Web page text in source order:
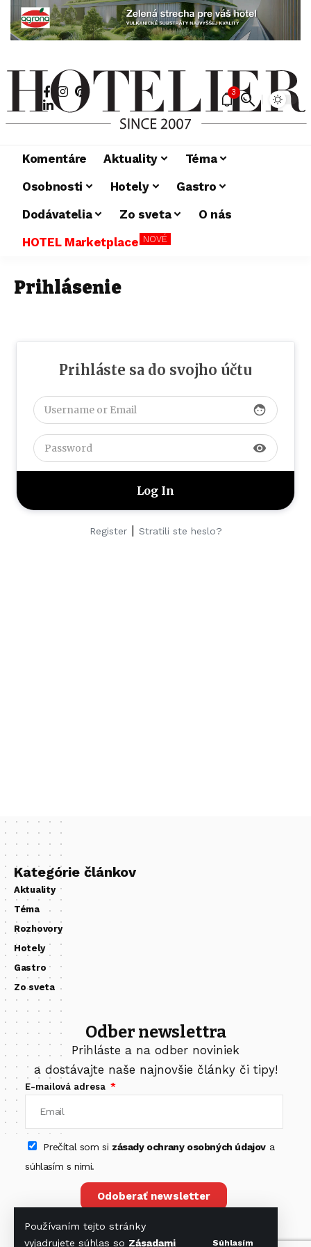
Používaním tejto stránky
vyjadrujete súhlas so Zásadami Súhlasím
3
Komentáre Aktuality
Téma
Osobnosti
Hotely
Gastro
Dodávatelia
Zo sveta
O nás
HOTEL Marketplace NOVÉ
Prihlásenie
Prihláste sa do svojho účtu
face
visibility
Register| Stratili ste heslo?
Kategórie článkov
Aktuality
Téma
Rozhovory
Hotely
Gastro
Zo sveta
Odber newslettra
Prihláste a na odber noviniek
a dostávajte naše najnovšie články či tipy!
E-mailová adresa
Prečítal som si zásady ochrany osobných údajova
súhlasím s nimi.
Odoberať newsletter